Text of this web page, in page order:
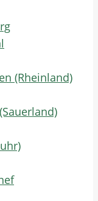
(Rheinland)